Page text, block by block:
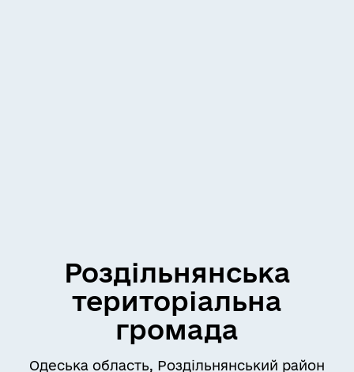
Роздільнянська
територіальна
громада
Одеська область, Роздільнянський район